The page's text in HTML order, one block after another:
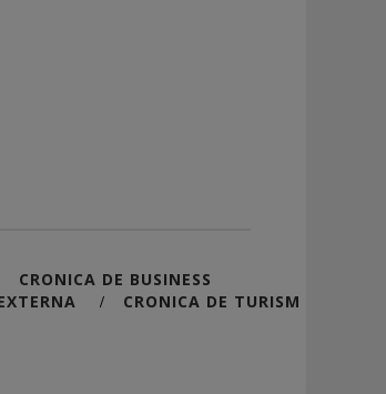
CRONICA DE BUSINESS
/ CRONICA DE TURISM